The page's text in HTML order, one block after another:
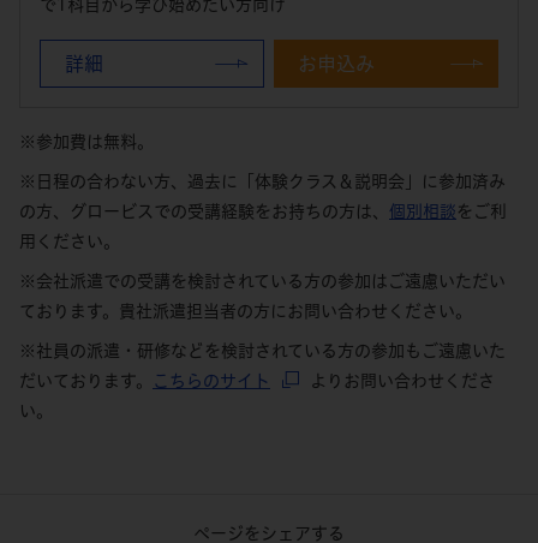
で1科目から学び始めたい方向け
詳細 お申込み
※参加費は無料。
※日程の合わない方、過去に「体験クラス＆説明会」に参加済み
の方、グロービスでの受講経験をお持ちの方は、 個別相談 をご利
用ください。
※会社派遣での受講を検討されている方の参加はご遠慮いただい
ております。貴社派遣担当者の方にお問い合わせください。
※社員の派遣・研修などを検討されている方の参加もご遠慮いた
だいております。
こちらのサイト
よりお問い合わせくださ
い。
ページをシェアする